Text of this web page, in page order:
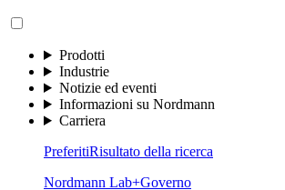
Prodotti
Industrie
Notizie ed eventi
Informazioni su Nordmann
Carriera
PreferitiRisultato della ricerca
Nordmann Lab+Governo